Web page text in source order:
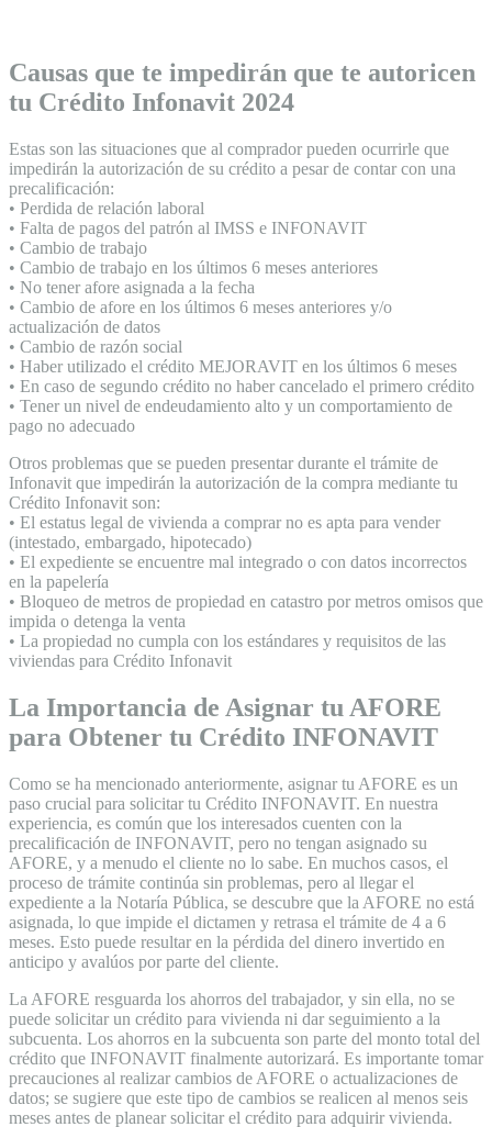
Causas que te impedirán que te autoricen
tu Crédito Infonavit 2024
Estas son las situaciones que al comprador pueden ocurrirle que
impedirán la autorización de su crédito a pesar de contar con una
precalificación:
• Perdida de relación laboral
• Falta de pagos del patrón al IMSS e INFONAVIT
• Cambio de trabajo
• Cambio de trabajo en los últimos 6 meses anteriores
• No tener afore asignada a la fecha
• Cambio de afore en los últimos 6 meses anteriores y/o
actualización de datos
• Cambio de razón social
• Haber utilizado el crédito MEJORAVIT en los últimos 6 meses
• En caso de segundo crédito no haber cancelado el primero crédito
• Tener un nivel de endeudamiento alto y un comportamiento de
pago no adecuado
Otros problemas que se pueden presentar durante el trámite de
Infonavit que impedirán la autorización de la compra mediante tu
Crédito Infonavit son:
• El estatus legal de vivienda a comprar no es apta para vender
(intestado, embargado, hipotecado)
• El expediente se encuentre mal integrado o con datos incorrectos
en la papelería
• Bloqueo de metros de propiedad en catastro por metros omisos que
impida o detenga la venta
• La propiedad no cumpla con los estándares y requisitos de las
viviendas para Crédito Infonavit
La Importancia de Asignar tu AFORE
para Obtener tu Crédito INFONAVIT
Como se ha mencionado anteriormente, asignar tu AFORE es un
paso crucial para solicitar tu Crédito INFONAVIT. En nuestra
experiencia, es común que los interesados cuenten con la
precalificación de INFONAVIT, pero no tengan asignado su
AFORE, y a menudo el cliente no lo sabe. En muchos casos, el
proceso de trámite continúa sin problemas, pero al llegar el
expediente a la Notaría Pública, se descubre que la AFORE no está
asignada, lo que impide el dictamen y retrasa el trámite de 4 a 6
meses. Esto puede resultar en la pérdida del dinero invertido en
anticipo y avalúos por parte del cliente.
La AFORE resguarda los ahorros del trabajador, y sin ella, no se
puede solicitar un crédito para vivienda ni dar seguimiento a la
subcuenta. Los ahorros en la subcuenta son parte del monto total del
crédito que INFONAVIT finalmente autorizará. Es importante tomar
precauciones al realizar cambios de AFORE o actualizaciones de
datos; se sugiere que este tipo de cambios se realicen al menos seis
meses antes de planear solicitar el crédito para adquirir vivienda.